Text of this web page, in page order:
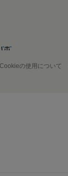
Cookieの使用について